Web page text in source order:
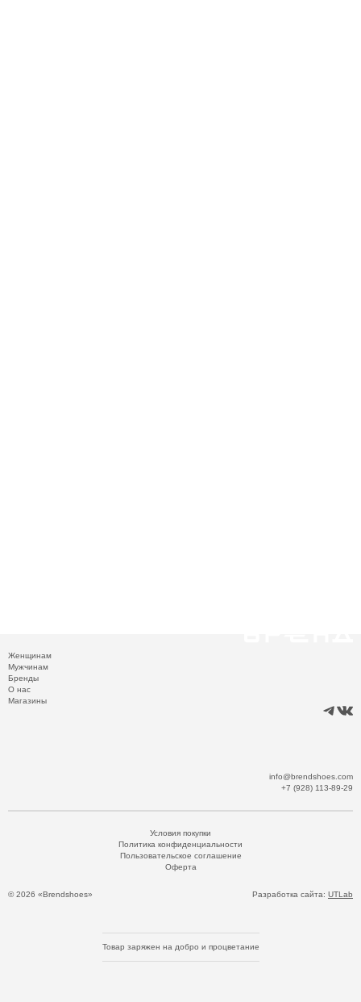
Женщинам
Мужчинам
Бренды
О нас
Магазины
info@brendshoes.com
+7 (928) 113-89-29
© 2026 «Brendshoes»
Условия покупки
Политика конфиденциальности
Пользовательское соглашение
Оферта
Разработка сайта: UTLab
Товар заряжен на добро и процветание